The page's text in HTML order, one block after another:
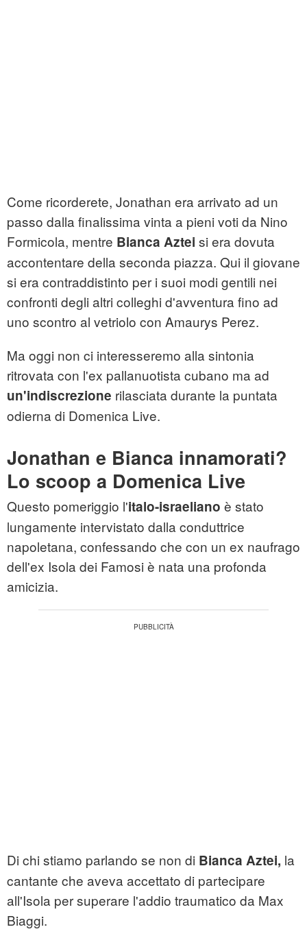
Come ricorderete, Jonathan era arrivato ad un
passo dalla finalissima vinta a pieni voti da Nino
Formicola, mentre Bianca Aztei si era dovuta
accontentare della seconda piazza. Qui il giovane
si era contraddistinto per i suoi modi gentili nei
confronti degli altri colleghi d'avventura fino ad
uno scontro al vetriolo con Amaurys Perez.
Ma oggi non ci interesseremo alla sintonia
ritrovata con l'ex pallanuotista cubano ma ad
un'indiscrezione rilasciata durante la puntata
odierna di Domenica Live.
Jonathan e Bianca innamorati?
Lo scoop a Domenica Live
Questo pomeriggio l'italo-israeliano è stato
lungamente intervistato dalla conduttrice
napoletana, confessando che con un ex naufrago
dell'ex Isola dei Famosi è nata una profonda
amicizia.
Di chi stiamo parlando se non di Bianca Aztei, la
cantante che aveva accettato di partecipare
all'Isola per superare l'addio traumatico da Max
Biaggi.